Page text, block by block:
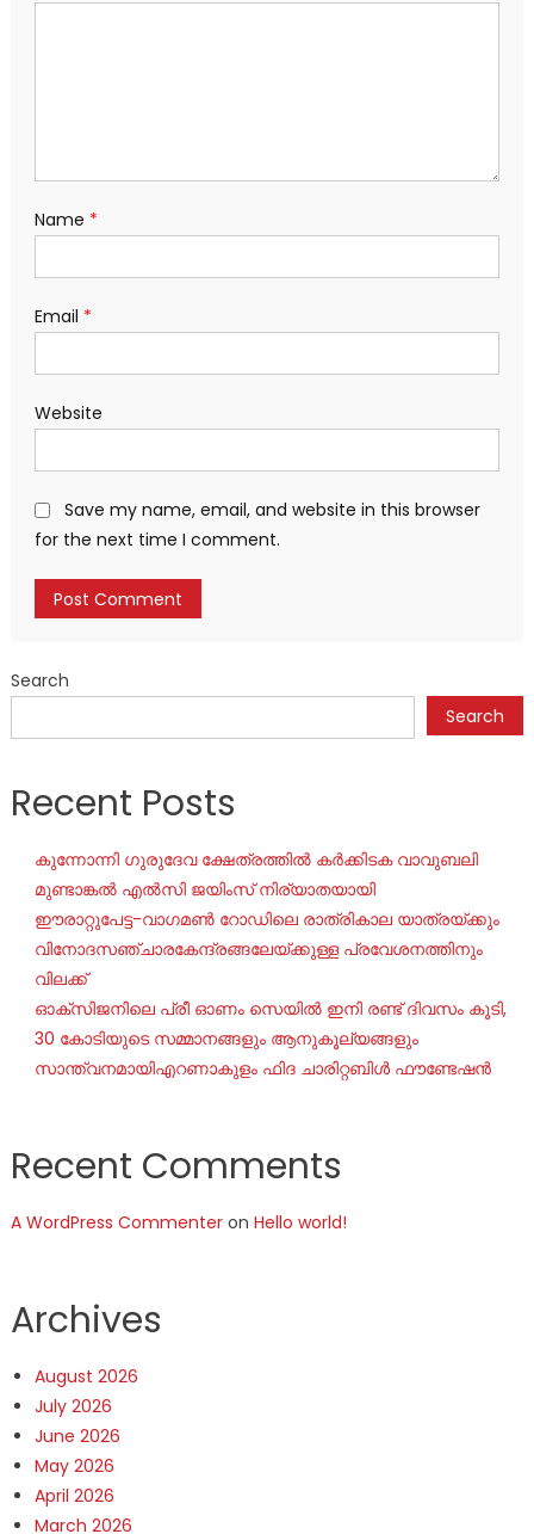
Name *
Email *
Website
Save my name, email, and website in this browser
for the next time I comment.
Search
Search
Recent Posts
കുന്നോന്നി ഗുരുദേവ ക്ഷേത്രത്തിൽ കർക്കിടക വാവുബലി
മുണ്ടാങ്കൽ എൽസി ജയിംസ് നിര്യാതയായി
ഈരാറ്റുപേട്ട-വാഗമൺ റോഡിലെ രാത്രികാല യാത്രയ്ക്കും
വിനോദസഞ്ചാരകേന്ദ്രങ്ങലേയ്ക്കുള്ള പ്രവേശനത്തിനും
വിലക്ക്
ഓക്‌സിജനിലെ പ്രീ ഓണം സെയില്‍ ഇനി രണ്ട് ദിവസം കൂടി,
30 കോടിയുടെ സമ്മാനങ്ങളും ആനുകൂല്യങ്ങളും
സാന്ത്വനമായിഎറണാകുളം ഫിദ ചാരിറ്റബിൾ ഫൗണ്ടേഷൻ
Recent Comments
A WordPress Commenteron Hello world!
Archives
August 2026
July 2026
June 2026
May 2026
April 2026
March 2026